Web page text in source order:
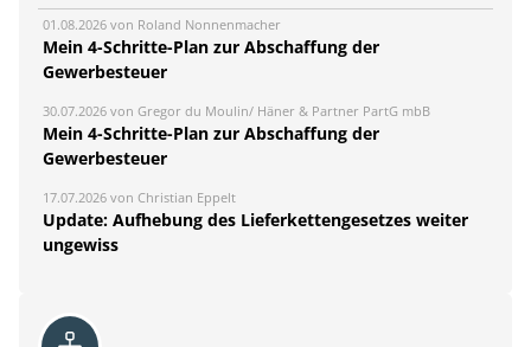
01.08.2026 von Roland Nonnenmacher
Mein 4-Schritte-Plan zur Abschaffung der
Gewerbesteuer
30.07.2026 von Gregor du Moulin/ Häner & Partner PartG mbB
Mein 4-Schritte-Plan zur Abschaffung der
Gewerbesteuer
17.07.2026 von Christian Eppelt
Update: Aufhebung des Lieferkettengesetzes weiter
ungewiss